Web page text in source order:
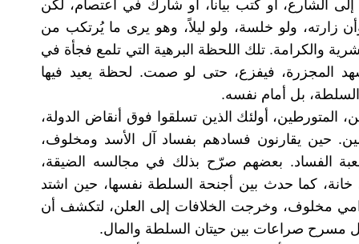
الشارع، أو كتب بياناً، أو شارك في اعتصام، لكن
زارته، ولو خلسة، ولو ليلاً، وهو يرى ما يُرتكب من
والكرامة. تلك اللحظة البرهية التي تلمع فجأة في
المجزرة، فيفزع، حتى لو صمت. لحظة يعيد فيها
السلطة، بل أمام نفسه.
المتورطين، أولئك الذين تسلقوا فوق أنقاض الدولة،
حين يقارنون فسادهم بفساد آل الأسد ومخلوف،
الفساد. بعضهم صرّح بذلك في مجالسه الضيقة،
كما حدث بين أجنحة السلطة نفسها، حين اشتد
مخلوف، وخرجت الخلافات إلى العلن، لتكشف أن
بل مسرح صراعات بين حيتان السلطة والمال.